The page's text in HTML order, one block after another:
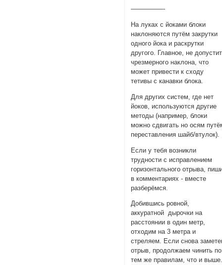
—————-
На луках с йоками блоки
наклоняются путём закрутки
одного йока и раскрутки
другого. Главное, не
чрезмерного наклона, что
может привести к сходу
тетивы с канавки блока.
Для других систем, где нет
йоков, используются другие
методы (например, блоки
можно сдвигать но осям
переставления шайб/втулок).
Если у тебя возникли
трудности с исправлением
горизонтального отрыва,
в комментариях - вместе
разберёмся.
Добившись ровной,
аккуратной дырочки на
расстоянии в один метр,
отходим на 3 метра и
стреляем. Если снова
отрыв, продолжаем чинить по
тем же правилам, что и